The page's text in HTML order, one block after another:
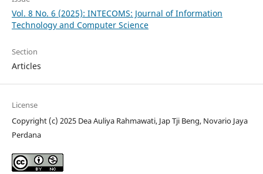
Vol. 8 No. 6 (2025): INTECOMS: Journal of Information
Technology and Computer Science
Section
Articles
License
Copyright (c) 2025 Dea Auliya Rahmawati, Jap Tji Beng, Novario Jaya
Perdana